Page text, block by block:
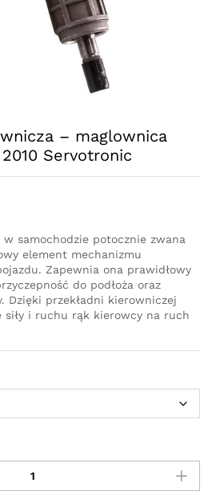
– maglownica
Servotronic
w samochodzie potocznie zwana
element mechanizmu
Zapewnia ona prawidłowy
do podłoża oraz
Dzięki przekładni kierowniczej
siły i ruchu rąk kierowcy na ruch